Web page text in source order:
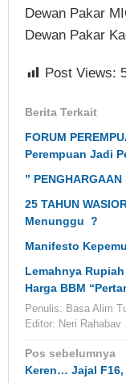
Dewan Pakar
Dewan Pakar
Post Views:
Berita Terkait
FORUM
Perempuan Jadi
”
25 TAHUN
Menunggu ?
Manifesto
Lemahnya
Harga BBM
Penulis: Basa Alim
Editor: Neri Rahabav
Navigasi
pos
Pos sebelumnya
Keren… Jajal F16,